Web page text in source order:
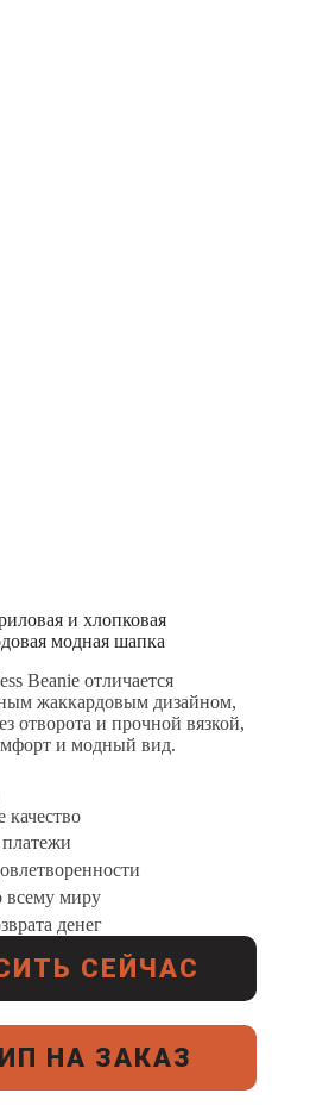
и хлопковая
модная шапка
Beanie отличается
жаккардовым дизайном,
отворота и прочной вязкой,
и модный вид.
всему миру
денег
СЕЙЧАС
НА ЗАКАЗ